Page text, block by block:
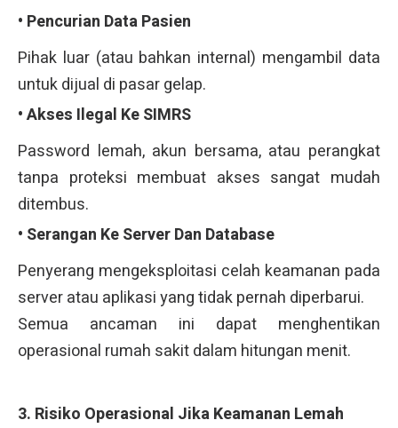
• Pencurian Data Pasien
Pihak luar (atau bahkan internal) mengambil data
untuk dijual di pasar gelap.
• Akses Ilegal Ke SIMRS
Password lemah, akun bersama, atau perangkat
tanpa proteksi membuat akses sangat mudah
ditembus.
• Serangan Ke Server Dan Database
Penyerang mengeksploitasi celah keamanan pada
server atau aplikasi yang tidak pernah diperbarui.
Semua ancaman ini dapat menghentikan
operasional rumah sakit dalam hitungan menit.
3. Risiko Operasional Jika Keamanan Lemah